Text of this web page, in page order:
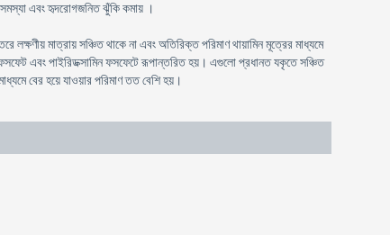
এবং হৃদরোগজনিত ঝুঁকি কমায় ।
মাত্রায় সঞ্চিত থাকে না এবং অতিরিক্ত পরিমাণ থায়ামিন মূত্রের মাধ্যমে
ফসফেট এবং পাইরিডক্সামিন ফসফেটে রূপান্তরিত হয়। এগুলো প্রধানত যকৃতে সঞ্চিত
বের হয়ে যাওয়ার পরিমাণ তত বেশি হয়।